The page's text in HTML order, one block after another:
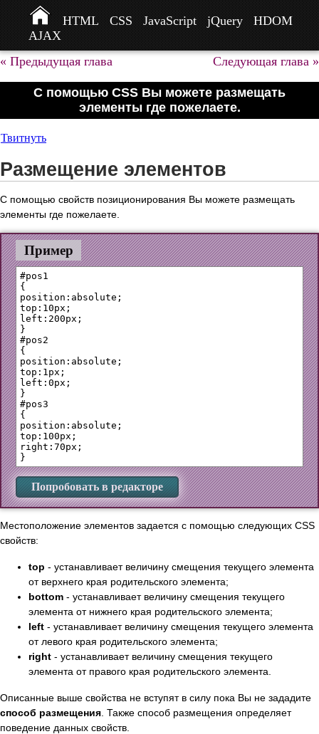
HTML CSS JavaScript jQuery
HDOM
AJAX
« Предыдущая глава
Следующая глава »
С помощью CSS Вы можете размещать
элементы где пожелаете.
Твитнуть
Размещение элементов
С помощью свойств позиционирования Вы можете размещать
элементы где пожелаете.
Пример
#pos1
{
position:absolute;
top:10px;
left:200px;
}
#pos2
{
position:absolute;
top:1px;
left:0px;
}
#pos3
{
position:absolute;
top:100px;
right:70px;
Попробовать в редакторе
Местоположение элементов задается с помощью следующих CSS
свойств:
top - устанавливает величину смещения текущего элемента
от верхнего края родительского элемента;
bottom - устанавливает величину смещения текущего
элемента от нижнего края родительского элемента;
left - устанавливает величину смещения текущего элемента
от левого края родительского элемента;
right - устанавливает величину смещения текущего
элемента от правого края родительского элемента.
Описанные выше свойства не вступят в силу пока Вы не зададите
способ размещения . Также способ размещения определяет
поведение данных свойств.